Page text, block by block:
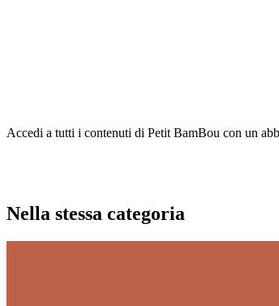
Accedi a tutti i contenuti di Petit BamBou con un
Nella stessa categoria